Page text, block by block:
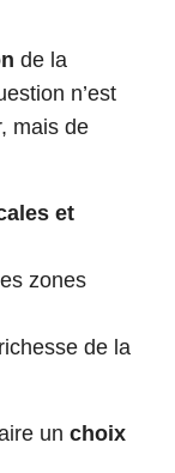
de la
n’est
mais de
et
zones
de la
un choix